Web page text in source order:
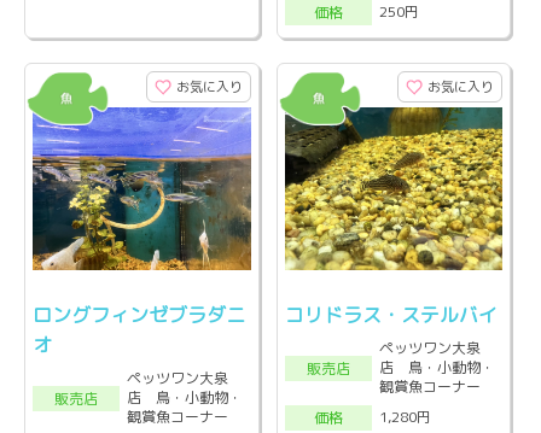
価格
250円
お気に入り
ロングフィンゼブラダニ
オ
販売店
ペッツワン大泉
店 鳥・小動物・
観賞魚コーナー
お気に入り
コリドラス・ステルバイ
販売店
ペッツワン大泉
店 鳥・小動物・
観賞魚コーナー
価格
1,280円